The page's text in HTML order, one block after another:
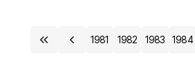
1981 1982 1983 1984